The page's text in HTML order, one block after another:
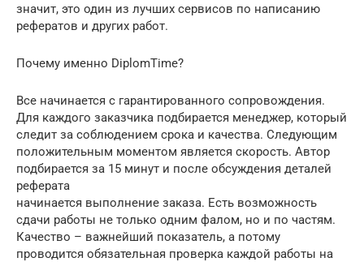
значит, это один из лучших сервисов по написанию
рефератов и других работ.
Почему именно DiplomTime?
Все начинается с гарантированного сопровождения.
Для каждого заказчика подбирается менеджер, который
следит за соблюдением срока и качества. Следующим
положительным моментом является скорость. Автор
подбирается за 15 минут и после обсуждения деталей
реферата
начинается выполнение заказа. Есть возможность
сдачи работы не только одним фалом, но и по частям.
Качество – важнейший показатель, а потому
проводится обязательная проверка каждой работы на